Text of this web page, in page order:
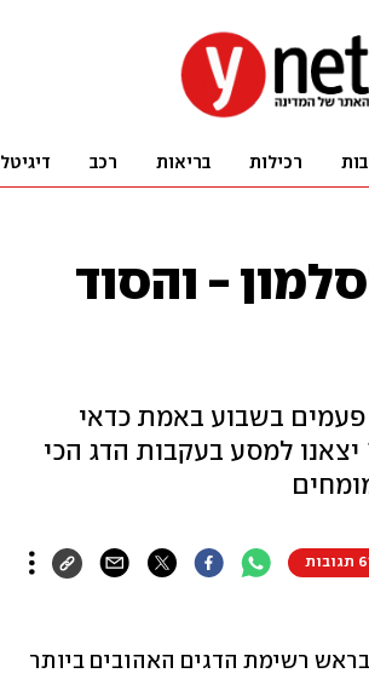
רכילות בריאות רכב דיגיטל
- והסוד
פעמים בשבוע באמת כדאי
למסע בעקבות הדג הכי
61 תגובות